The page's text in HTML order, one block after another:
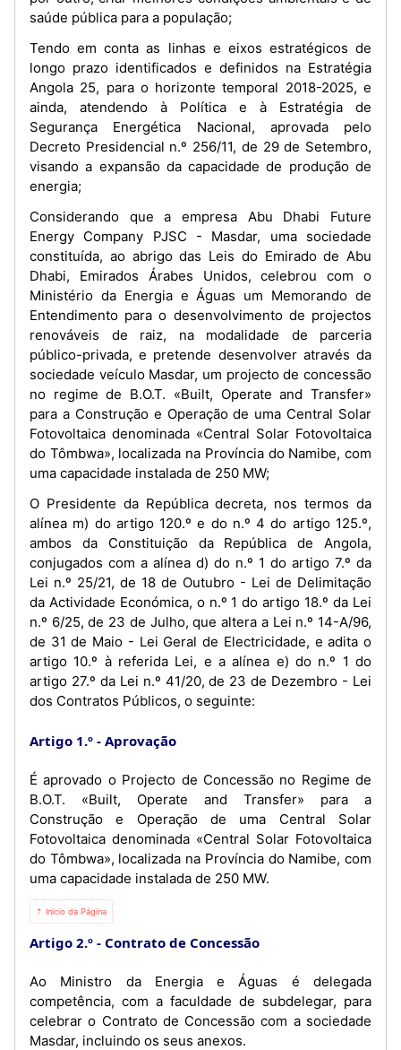
saúde pública para a população;
Tendo em conta as linhas e eixos estratégicos de
longo prazo identificados e definidos na Estratégia
Angola 25, para o horizonte temporal 2018-2025, e
ainda, atendendo à Política e à Estratégia de
Segurança Energética Nacional, aprovada pelo
Decreto Presidencial n.º 256/11, de 29 de Setembro,
visando a expansão da capacidade de produção de
energia;
Considerando que a empresa Abu Dhabi Future
Energy Company PJSC - Masdar, uma sociedade
constituída, ao abrigo das Leis do Emirado de Abu
Dhabi, Emirados Árabes Unidos, celebrou com o
Ministério da Energia e Águas um Memorando de
Entendimento para o desenvolvimento de projectos
renováveis de raiz, na modalidade de parceria
público-privada, e pretende desenvolver através da
sociedade veículo Masdar, um projecto de concessão
no regime de B.O.T. «Built, Operate and Transfer»
para a Construção e Operação de uma Central Solar
Fotovoltaica denominada «Central Solar Fotovoltaica
do Tômbwa», localizada na Província do Namibe, com
uma capacidade instalada de 250 MW;
O Presidente da República decreta, nos termos da
alínea m) do artigo 120.º e do n.º 4 do artigo 125.º,
ambos da Constituição da República de Angola,
conjugados com a alínea d) do n.º 1 do artigo 7.º da
Lei n.º 25/21, de 18 de Outubro - Lei de Delimitação
da Actividade Económica, o n.º 1 do artigo 18.º da Lei
n.º 6/25, de 23 de Julho, que altera a Lei n.º 14-A/96,
de 31 de Maio - Lei Geral de Electricidade, e adita o
artigo 10.º à referida Lei, e a alínea e) do n.º 1 do
artigo 27.º da Lei n.º 41/20, de 23 de Dezembro - Lei
dos Contratos Públicos, o seguinte:
Artigo 1.º Aprovação
É aprovado o Projecto de Concessão no Regime de
B.O.T. «Built, Operate and Transfer» para a
Construção e Operação de uma Central Solar
Fotovoltaica denominada «Central Solar Fotovoltaica
do Tômbwa», localizada na Província do Namibe, com
uma capacidade instalada de 250 MW.
⇡ Início da Página
Artigo 2.º Contrato de Concessão
Ao Ministro da Energia e Águas é delegada
competência, com a faculdade de subdelegar, para
celebrar o Contrato de Concessão com a sociedade
Masdar, incluindo os seus anexos.